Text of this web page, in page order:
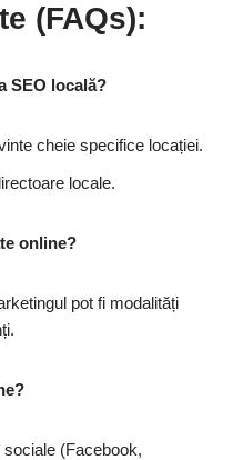
(FAQs):
SEO locală?
cheie specifice locației.
locale.
online?
pot fi modalități
(Facebook,